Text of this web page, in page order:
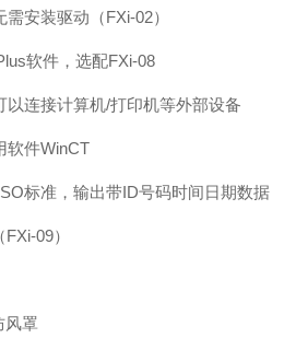
安装驱动（FXi-02）
软件，选配FXi-08
连接计算机/打印机等外部设备
件WinCT
标准，输出带ID号码时间日期数据
09）
罩